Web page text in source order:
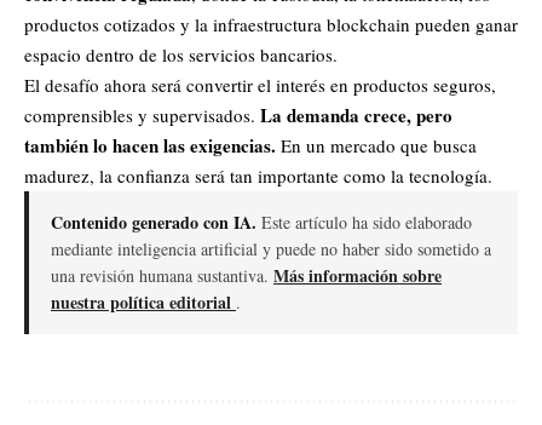
productos cotizados y la infraestructura blockchain pueden ganar
espacio dentro de los servicios bancarios.
El desafío ahora será convertir el interés en productos seguros,
comprensibles y supervisados. La demanda crece, pero
también lo hacen las exigencias. En un mercado que busca
madurez, la confianza será tan importante como la tecnología.
Contenido generado con IA. Este artículo ha sido elaborado
mediante inteligencia artificial y puede no haber sido sometido a
una revisión humana sustantiva. Más información sobre
nuestra política editorial .